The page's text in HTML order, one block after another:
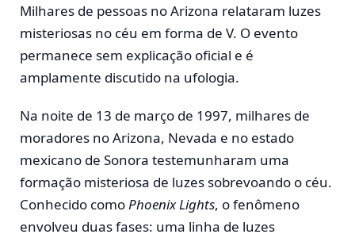
Milhares de pessoas no Arizona relataram luzes
misteriosas no céu em forma de V. O evento
permanece sem explicação oficial e é
amplamente discutido na ufologia.
Na noite de 13 de março de 1997, milhares de
moradores no Arizona, Nevada e no estado
mexicano de Sonora testemunharam uma
formação misteriosa de luzes sobrevoando o céu.
Conhecido comoPhoenix Lights, o fenômeno
envolveu duas fases: uma linha de luzes